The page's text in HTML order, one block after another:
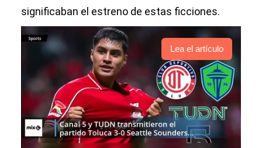
significaban el estreno de estas ficciones.
Lea el artículo